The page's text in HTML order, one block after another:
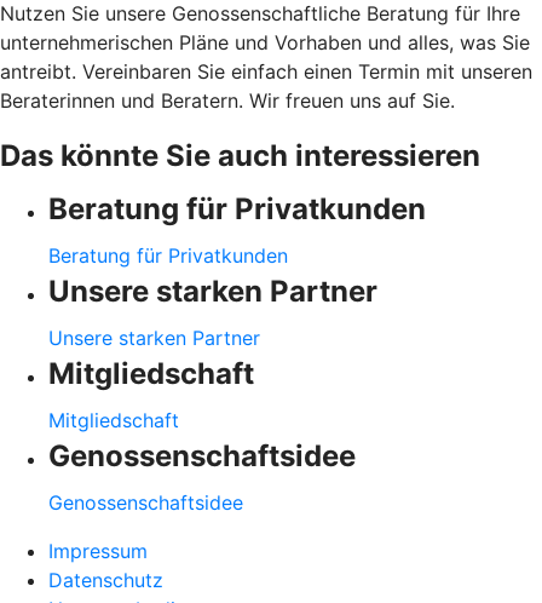
Nutzen Sie unsere Genossenschaftliche Beratung für Ihre
unternehmerischen Pläne und Vorhaben und alles, was Sie
antreibt. Vereinbaren Sie einfach einen Termin mit unseren
Beraterinnen und Beratern. Wir freuen uns auf Sie.
Das könnte Sie auch interessieren
Beratung für Privatkunden
Beratung für Privatkunden
Unsere starken Partner
Unsere starken Partner
Mitgliedschaft
Mitgliedschaft
Genossenschaftsidee
Genossenschaftsidee
Impressum
Datenschutz